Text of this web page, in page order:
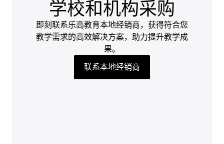
学校和机构采购
即刻联系乐高教育本地经销商，获得符合您
教学需求的高效解决方案，助力提升教学成
果。
联系本地经销商